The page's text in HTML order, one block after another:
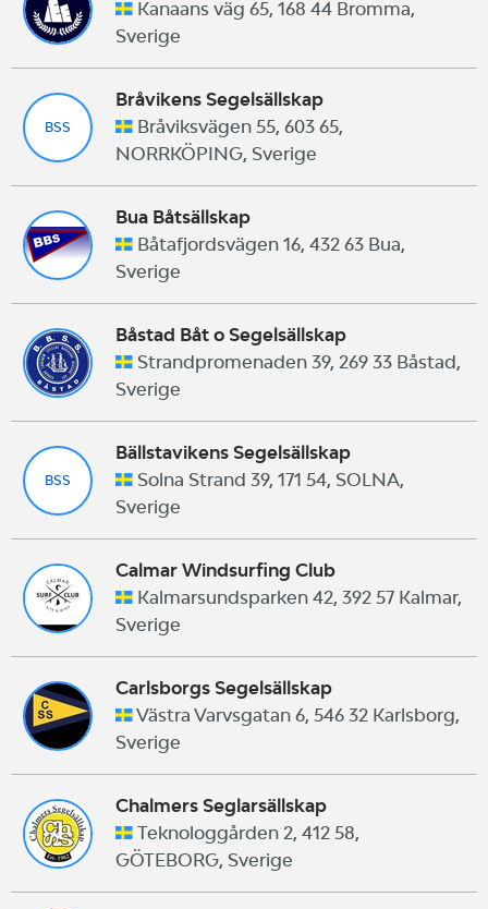
Kanaans väg 65, 168 44 Bromma,
Sverige
BSS
Bråvikens Segelsällskap
Bråviksvägen 55, 603 65,
NORRKÖPING, Sverige
Bua Båtsällskap
Båtafjordsvägen 16, 432 63 Bua,
Sverige
Båstad Båt o Segelsällskap
Strandpromenaden 39, 269 33 Båstad,
Sverige
BSS
Bällstavikens Segelsällskap
Solna Strand 39, 171 54, SOLNA,
Sverige
Calmar Windsurfing Club
Kalmarsundsparken 42, 392 57 Kalmar,
Sverige
Carlsborgs Segelsällskap
Västra Varvsgatan 6, 546 32 Karlsborg,
Sverige
Chalmers Seglarsällskap
Teknologgården 2, 412 58,
GÖTEBORG, Sverige